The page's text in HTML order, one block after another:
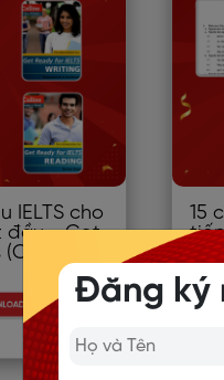
IELTS cho
đầu - Get
15
Đăng ký